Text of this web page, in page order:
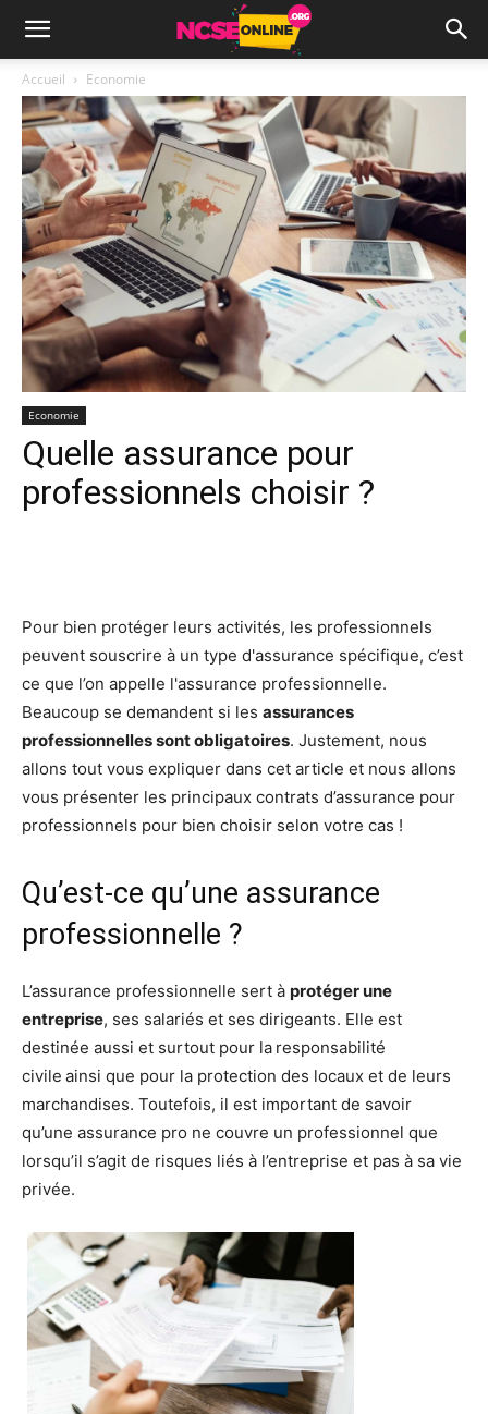
Accueil Economie
Economie
Quelle assurance pour
professionnels choisir ?
Pour bien protéger leurs activités, les professionnels
peuvent souscrire à un type d'assurance spécifique, c’est
ce que l’on appelle l'assurance professionnelle.
Beaucoup se demandent si les assurances
professionnelles sont obligatoires. Justement, nous
allons tout vous expliquer dans cet article et nous allons
vous présenter les principaux contrats d’assurance pour
professionnels pour bien choisir selon votre cas !
Qu’est-ce qu’une assurance
professionnelle ?
L’assurance professionnelle sert à protéger une
entreprise, ses salariés et ses dirigeants. Elle est
destinée aussi et surtout pour la responsabilité
civile ainsi que pour la protection des locaux et de leurs
marchandises. Toutefois, il est important de savoir
qu’une assurance pro ne couvre un professionnel que
lorsqu’il s’agit de risques liés à l’entreprise et pas à sa vie
privée.